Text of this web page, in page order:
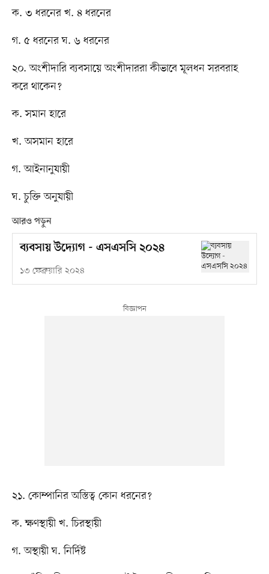
ক. ৩ ধরনের খ. ৪ ধরনের
গ. ৫ ধরনের ঘ. ৬ ধরনের
২০. অংশীদারি ব্যবসায়ে অংশীদাররা কীভাবে মূলধন সরবরাহ
করে থাকেন?
ক. সমান হারে
খ. অসমান হারে
গ. আইনানুযায়ী
ঘ. চুক্তি অনুযায়ী
আরও পড়ুন
ব্যবসায় উদ্যোগ - এসএসসি ২০২৪
১৩ ফেব্রুয়ারি ২০২৪
২১. কোম্পানির অস্তিত্ব কোন ধরনের?
ক. ক্ষণস্থায়ী খ. চিরস্থায়ী
গ. অস্থায়ী ঘ. নির্দিষ্ট